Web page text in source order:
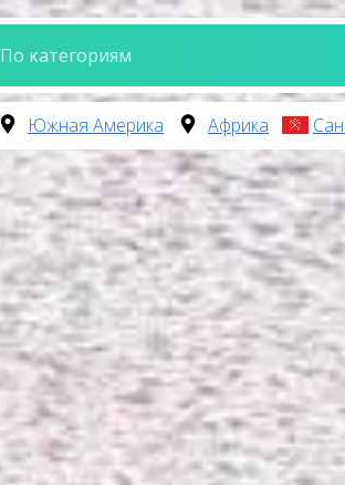
По категориям
Южная Америка Африка